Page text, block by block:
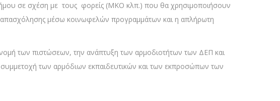
σε σχέση με τους φορείς (ΜΚΟ κλπ.) που θα χρησιμοποιήσουν
μέσω κοινωφελών προγραμμάτων και η απλήρωτη
των πιστώσεων, την ανάπτυξη των αρμοδιοτήτων των ΔΕΠ και
των αρμόδιων εκπαιδευτικών και των εκπροσώπων των